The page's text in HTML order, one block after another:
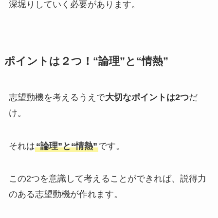
深堀りしていく必要があります。
ポイントは２つ！“論理”と“情熱”
志望動機を考えるうえで大切なポイントは2つだ
け。
それは“論理”と“情熱”です。
この2つを意識して考えることができれば、説得力
のある志望動機が作れます。